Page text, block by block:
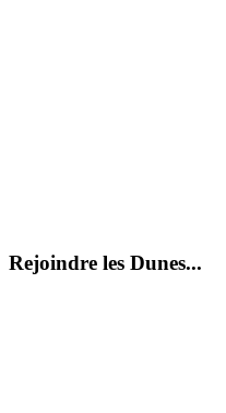
Rejoindre les Dunes...